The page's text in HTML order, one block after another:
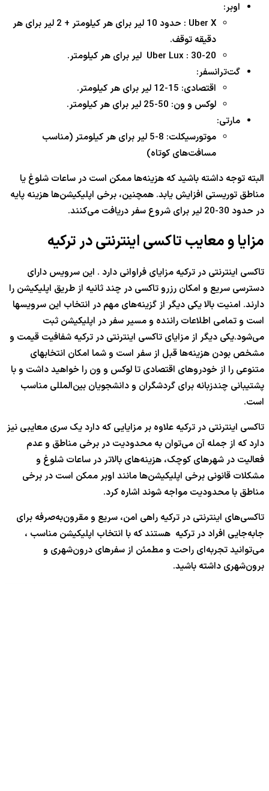
اوبر:
Uber X : حدود 10 لیر برای هر کیلومتر + 2 لیر برای هر
دقیقه توقف.
Uber Lux : 30-20 لیر برای هر کیلومتر.
گت‌ترانسفر:
اقتصادی: 15-12 لیر برای هر کیلومتر.
لوکس و ون: 50-25 لیر برای هر کیلومتر.
مارتی:
موتورسیکلت: 8-5 لیر برای هر کیلومتر (مناسب
مسافت‌های کوتاه)
البته توجه داشته باشید که هزینه‌ها ممکن است در ساعات شلوغ یا
مناطق توریستی افزایش یابد. همچنین، برخی اپلیکیشن‌ها هزینه پایه
در حدود 30-20 لیر برای شروع سفر دریافت می‌کنند.
مزایا و معایب تاکسی اینترنتی در ترکیه
تاکسی اینترنتی در ترکیه مزایای فراوانی دارد . این سرویس دارای
دسترسی سریع و امکان رزرو تاکسی در چند ثانیه از طریق اپلیکیشن را
دارند. امنیت بالا یکی دیگر از گزینه‌های مهم در انتخاب این سرویسها
است و تمامی اطلاعات راننده و مسیر سفر در اپلیکیشن ثبت
می‌شود.یکی دیگر از مزایای تاکسی اینترنتی در ترکیه شفافیت قیمت و
مشخص بودن هزینه‌ها قبل از سفر است و شما امکان انتخابهای
متنوعی را از خودروهای اقتصادی تا لوکس و ون را خواهید داشت و با
پشتیبانی چندزبانه برای گردشگران و دانشجویان بین‌المللی مناسب
است.
تاکسی اینترنتی در ترکیه علاوه بر مزایایی که دارد یک سری معایبی نیز
دارد که از جمله آن می‌توان به محدودیت در برخی مناطق و عدم
فعالیت در شهرهای کوچک، هزینه‌های بالاتر در ساعات شلوغ و
مشکلات قانونی برخی اپلیکیشن‌ها مانند اوبر ممکن است در برخی
مناطق با محدودیت مواجه شوند اشاره کرد.
تاکسی‌های اینترنتی در ترکیه راهی امن، سریع و مقرون‌به‌صرفه برای
جابه‌جایی افراد در ترکیه هستند که با انتخاب اپلیکیشن مناسب ،
می‌توانید تجربه‌ای راحت و مطمئن از سفرهای درون‌شهری و
برون‌شهری داشته باشید.